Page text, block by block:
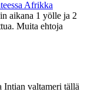
Afrikka
aikana 1 yölle ja 2
Muita ehtoja
Intian valtameri tällä